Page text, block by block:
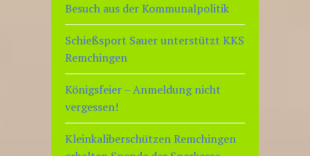
Besuch aus der Kommunalpolitik
Schießsport Sauer unterstützt KKS
Remchingen
Königsfeier – Anmeldung nicht
vergessen!
Kleinkaliberschützen Remchingen